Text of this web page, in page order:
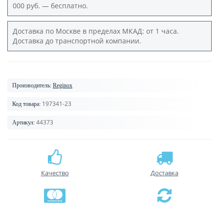
000 руб. — бесплатно.
Доставка по Москве в пределах МКАД: от 1 часа.
Доставка до транспортной компании.
Производитель: Reginox
Код товара: 197341-23
Артикул: 44373
Качество Доставка